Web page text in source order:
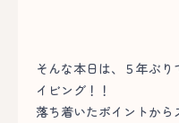
そんな本日は、５年ぶ
イビング！！
落ち着いたポイントか